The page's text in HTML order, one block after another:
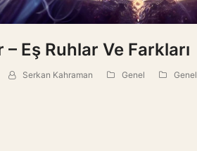
Eş Ruhlar Ve Farkları
Serkan Kahraman Genel Genel